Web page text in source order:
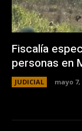
Fiscalía
personas en
JUDICIAL mayo 7,